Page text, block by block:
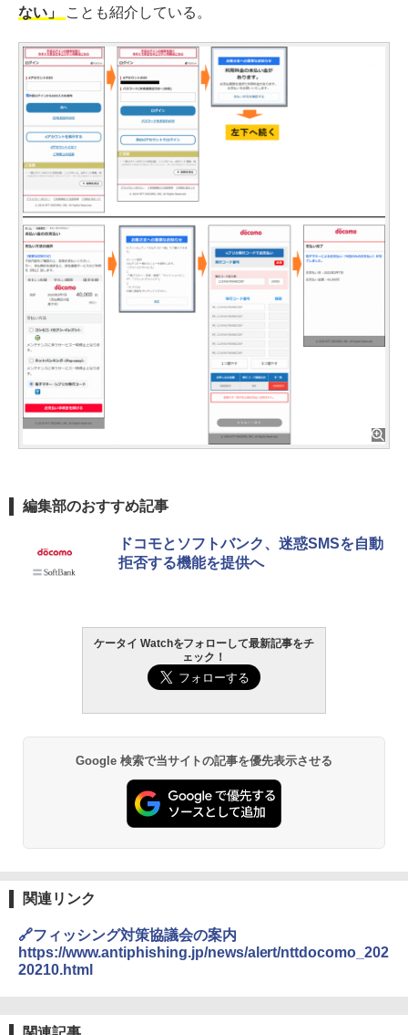
ない」
ことも紹介している。
編集部のおすすめ記事
ドコモとソフトバンク、迷惑SMSを自動
拒否する機能を提供へ
ケータイ Watchをフォローして最新記事をチ
ェック！
Google 検索で当サイトの記事を優先表示させる
関連リンク
🔗フィッシング対策協議会の案内
https://www.antiphishing.jp/news/alert/nttdocomo_202
20210.html